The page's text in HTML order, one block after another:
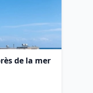
de la mer